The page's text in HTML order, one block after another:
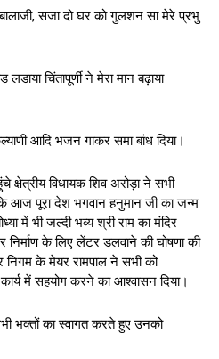
सजा दो घर को गुलशन सा मेरे प्रभु
चिंतापूर्णी ने मेरा मान बढ़ाया
आदि भजन गाकर समा बांध दिया।
विधायक शिव अरोड़ा ने सभी
आज पूरा देश भगवान हनुमान जी का जन्म
में भी जल्दी भव्य श्री राम का मंदिर
निर्माण के लिए लेंटर डलवाने की घोषणा की
निगम के मेयर रामपाल ने सभी को
में सहयोग करने का आश्वासन दिया।
भक्तों का स्वागत करते हुए उनको